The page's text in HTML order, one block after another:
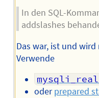
In den SQL-
addslashes
Das war, ist und
Verwende
oderprepared